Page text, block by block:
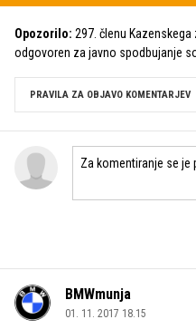
Opozorilo: 297. členu
odgovoren za javno spodbujanje
PRAVILA ZA OBJAVO KOMENTARJEV
BMWmunja
01. 11. 2017 18.15